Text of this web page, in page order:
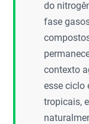
do
fase
contexto
esse ciclo
tropicais,